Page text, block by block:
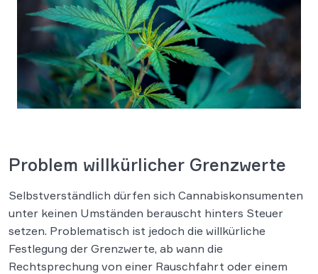
Problem willkürlicher Grenzwerte
Selbstverständlich dürfen sich Cannabiskonsumenten
unter keinen Umständen berauscht hinters Steuer
setzen. Problematisch ist jedoch die willkürliche
Festlegung der Grenzwerte, ab wann die
Rechtsprechung von einer Rauschfahrt oder einem